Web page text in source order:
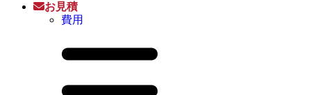
お見積
費用